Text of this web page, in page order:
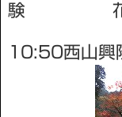
験 花木
10:50西山興